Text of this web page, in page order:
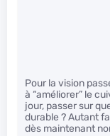
Pour la vision
à “améliorer” le
jour, passer sur
durable ? Autant
dès maintenant